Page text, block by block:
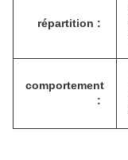
répartition :
comportement
: